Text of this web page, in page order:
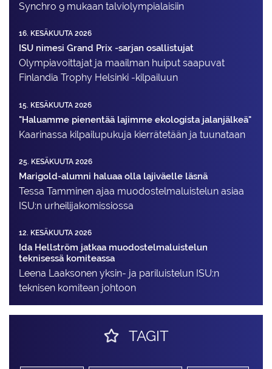
Synchro 9 mukaan talviolympialaisiin
16. KESÄKUUTA 2026
ISU nimesi Grand Prix -sarjan osallistujat
Olympiavoittajat ja maailman huiput saapuvat
Finlandia Trophy Helsinki -kilpailuun
15. KESÄKUUTA 2026
"Haluamme pienentää lajimme ekologista jalanjälkeä"
Kaarinassa kilpailupukuja kierrätetään ja tuunataan
25. KESÄKUUTA 2026
Marigold-alumni haluaa olla lajiväelle läsnä
Tessa Tamminen ajaa muodostelma­luistelun asiaa
ISU:n urheilija­komissiossa
12. KESÄKUUTA 2026
Ida Hellström jatkaa muodostelmaluistelun
teknisessä komiteassa
Leena Laaksonen yksin- ja pariluistelun ISU:n
teknisen komitean johtoon
TAGIT